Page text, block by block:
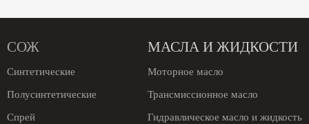
СОЖ
Синтетические
Полусинтетические
Спрей
МАСЛА И ЖИДКОСТИ
Моторное масло
Трансмиссионное масло
Гидравлическое масло и жидкость